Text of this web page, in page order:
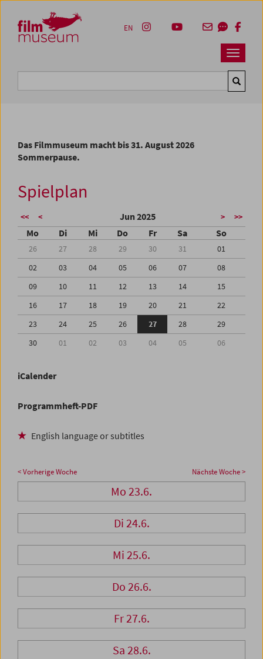
Zum Inhalt
Zum Hauptmenü
Zur Servicenavigation
Zum Suche
Navbar
EN
Das Filmmuseum macht bis 31. August 2026
Sommerpause.
Spielplan
<< < Jun 2025 > >>
Mo Di Mi Do Fr Sa So
26 27 28 29 30 31
01
02
03 04 05 06 07
08
09
10 11 12 13 14
15
16
17 18 19 20 21
22
23
24 25 26 27 28
29
30
01 02 03 04 05 06
iCalender
Programmheft-PDF
English language or subtitles
< Vorherige Woche Nächste Woche >
Mo 23.6.
Di 24.6.
Mi 25.6.
Do 26.6.
Fr 27.6.
Sa 28.6.